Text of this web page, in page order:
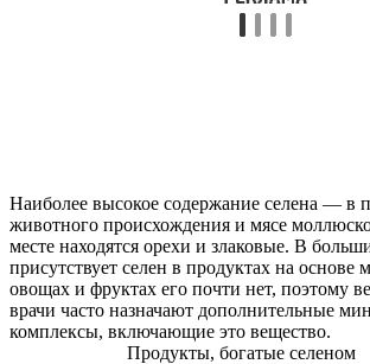
Наиболее высокое содержание селена — в
животного происхождения и мясе
месте находятся орехи и злаковые. В
присутствует селен в продуктах на основе
овощах и фруктах его почти нет, поэтому
врачи часто назначают дополнительные
комплексы, включающие это вещество.
Продукты, богатые селеном